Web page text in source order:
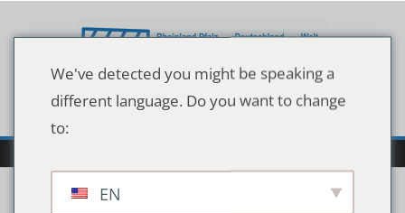
Inhalt
We've detected you might be speaking a
different language. Do you want to change
to:
EN